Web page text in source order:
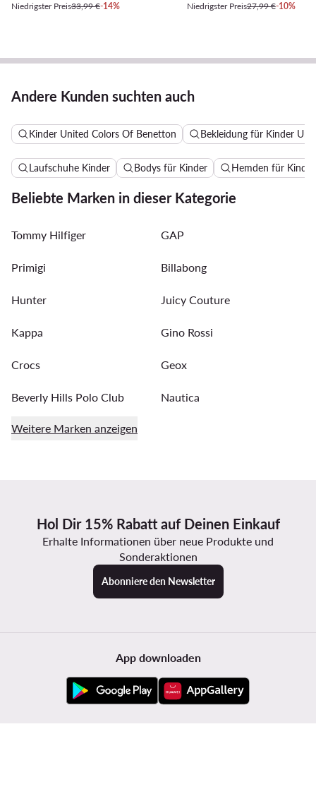
Niedrigster Preis33,99 €-14%
Niedrigster Preis27,99 €-10%
Andere Kunden suchten auch
Kinder United Colors Of Benetton Bekleidung für Kinder
Laufschuhe Kinder Bodys für Kinder Hemden für Kinder
Beliebte Marken in dieser Kategorie
Tommy Hilfiger GAP
Primigi Billabong
Hunter Juicy Couture
Kappa Gino Rossi
Crocs Geox
Beverly Hills Polo Club Nautica
Weitere Marken anzeigen
Hol Dir 15% Rabatt auf Deinen Einkauf
Erhalte Informationen über neue Produkte und
Sonderaktionen
Abonniere den Newsletter
App downloaden